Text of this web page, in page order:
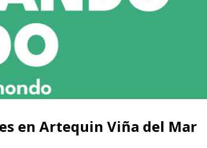
en Artequin Viña del Mar